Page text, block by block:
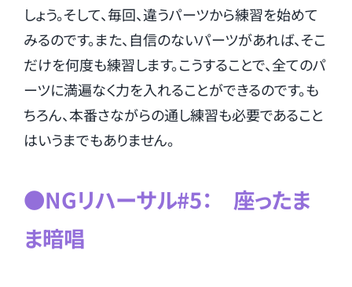
しょう。そして、毎回、違うパーツから練習を始めて
みるのです。また、自信のないパーツがあれば、そこ
だけを何度も練習します。こうすることで、全てのパ
ーツに満遍なく力を入れることができるのです。も
ちろん、本番さながらの通し練習も必要であること
はいうまでもありません。
●NGリハーサル#5： 座ったま
ま暗唱